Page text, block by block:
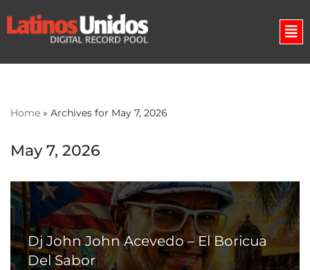
Skip
Home » Archives for May 7, 2026
May 7, 2026
Dj John John Acevedo – El Boricua
Del Sabor